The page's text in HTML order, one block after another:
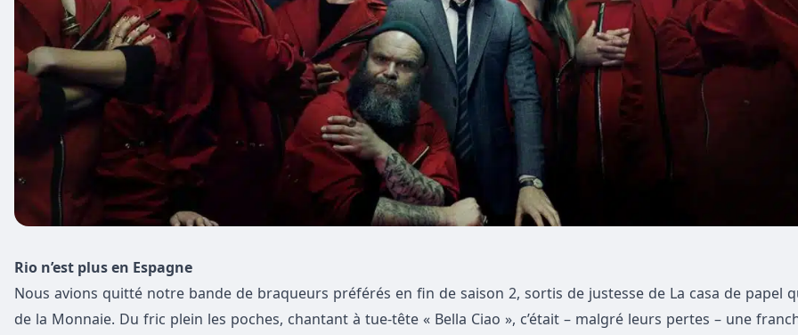
Rio n’est plus en Espagne
Nous avions quitté notre bande de braqueurs préférés en fin de saison 2, sortis de justesse de La casa de papel
de la Monnaie. Du fric plein les poches, chantant à tue-tête « Bella Ciao », c’était – malgré leurs pertes – une